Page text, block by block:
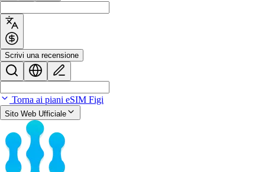
Scrivi una recensione
Torna ai piani eSIM Figi
Sito Web Ufficiale